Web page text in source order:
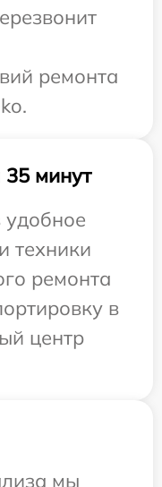
ремонта
минут
техники
ремонта
в
центр
мы